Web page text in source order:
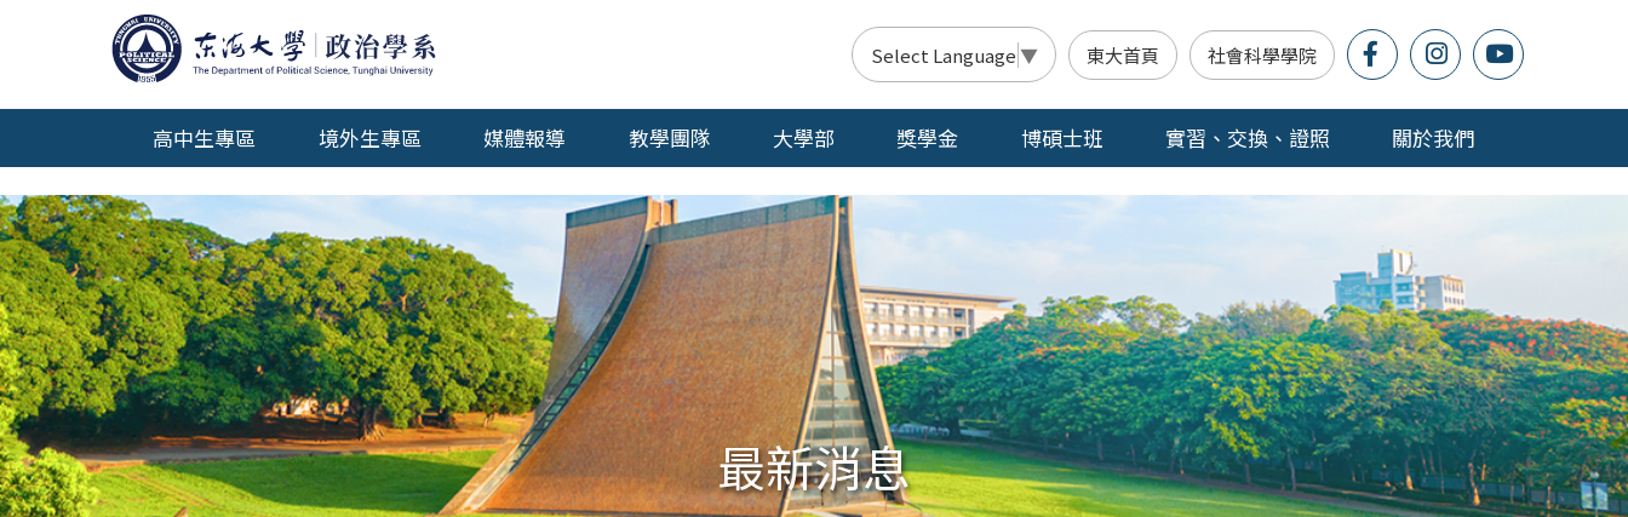
Select Language ▼ 東大首頁 社會科學學院
高中生專區 境外生專區 媒體報導 教學團隊 大學部 獎學金 博碩士班 實習、交換、證照 關於我們
最新消息